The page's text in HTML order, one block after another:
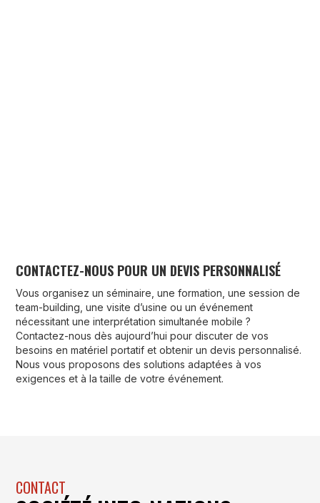
CONTACTEZ-NOUS POUR UN DEVIS PERSONNALISÉ
Vous organisez un séminaire, une formation, une session de
team-building, une visite d’usine ou un événement
nécessitant une interprétation simultanée mobile ?
Contactez-nous dès aujourd’hui pour discuter de vos
besoins en matériel portatif et obtenir un devis personnalisé.
Nous vous proposons des solutions adaptées à vos
exigences et à la taille de votre événement.
CONTACT